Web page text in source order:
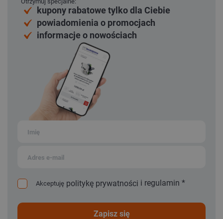
kupony rabatowe tylko dla Ciebie
powiadomienia o promocjach
informacje o nowościach
Akceptuję politykę prywatności i regulamin *
zapisz się